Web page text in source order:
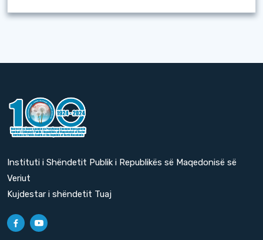
Instituti i Shëndetit Publik i Republikës së Maqedonisë së
Veriut
Kujdestar i shëndetit Tuaj